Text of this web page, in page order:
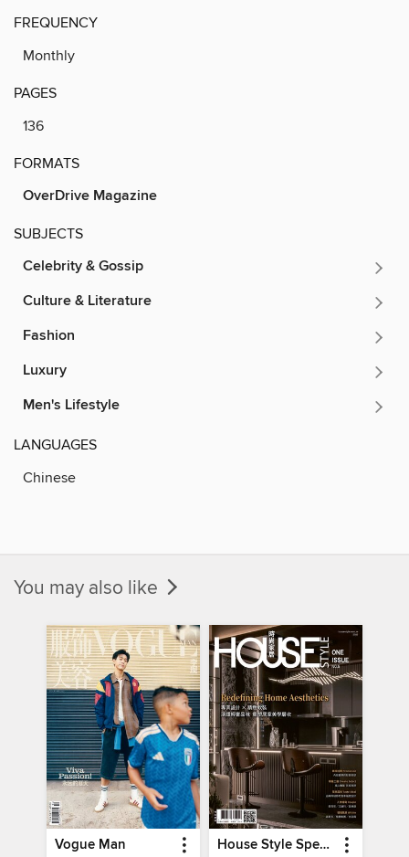
FREQUENCY
Monthly
PAGES
136
FORMATS
OverDrive Magazine
SUBJECTS
Celebrity & Gossip
Culture & Literature
Fashion
Luxury
Men's Lifestyle
LANGUAGES
Chinese
You may also like
Vogue Man House Style Special Issue 時尚家居特刊